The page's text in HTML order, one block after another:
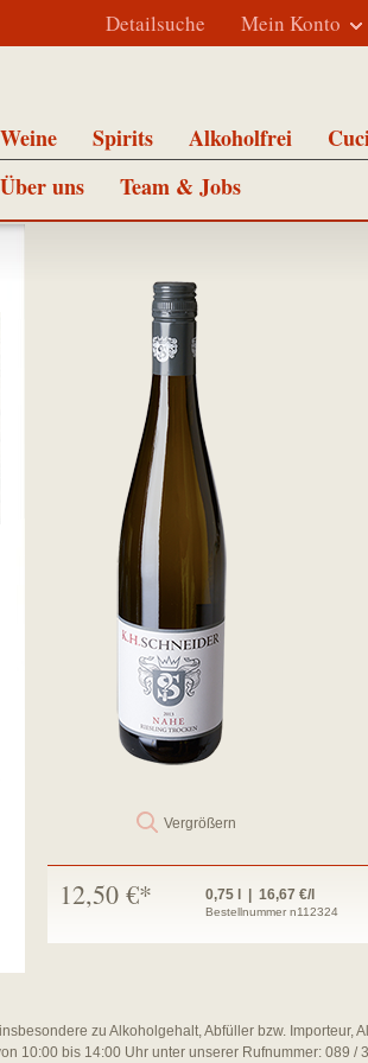
Mein Konto
Detailsuche
Weine Spirits Alkoholfrei
Über uns
Team & Jobs
Vergrößern
12,50 €* 0,75 l | 16,67 €/l
Bestellnummer n112324
zu Alkoholgehalt, Abfüller bzw. Importeur,
10:00 bis 14:00 Uhr unter unserer Rufnummer: 089 /